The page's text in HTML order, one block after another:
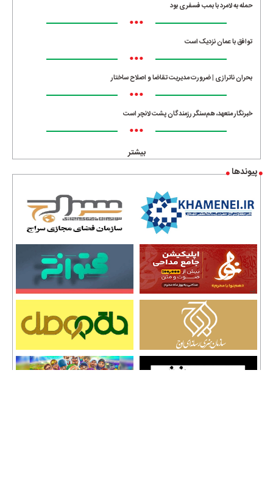
حمله به لامرد با بمب فسفری بود
•••
توافق با عمان نزدیک است
•••
بحران ناترازی | ضرورت مدیریت تقاضا و اصلاح ساختار
•••
خبرنگار متعهد، هم‌سنگر رزمندگان پشت لانچر است
•••
بیشتر
پیوندها